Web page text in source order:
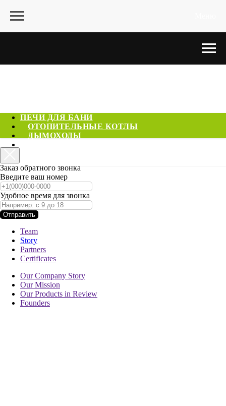
ПЕЧИ ДЛЯ БАНИ
ОТОПИТЕЛЬНЫЕ КОТЛЫ
ДЫМОХОДЫ
Заказ обратного звонка
Введите ваш номер
Удобное время для звонка
Отправить
Team
Story
Partners
Certificates
Our Company Story
Our Mission
Our Products in Review
Founders